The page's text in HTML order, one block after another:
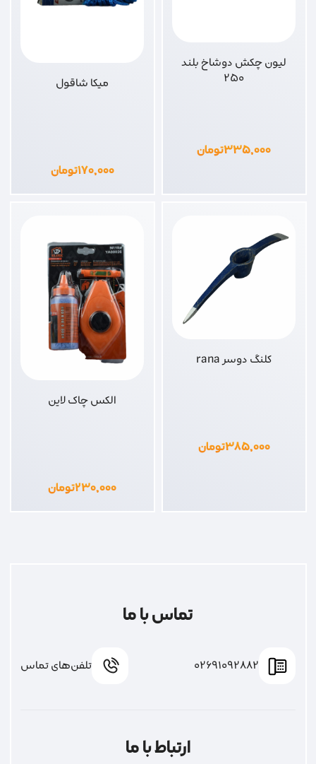
لیون چکش دوشاخ بلند
250
۳۳۵,۰۰۰تومان
میکا شاقول
۱۷۰,۰۰۰تومان
کلنگ دوسر rana
۳۸۵,۰۰۰تومان
الکس چاک لاین
۲۳۰,۰۰۰تومان
تماس با ما
02691092882 تلفن‌های تماس
ارتباط با ما